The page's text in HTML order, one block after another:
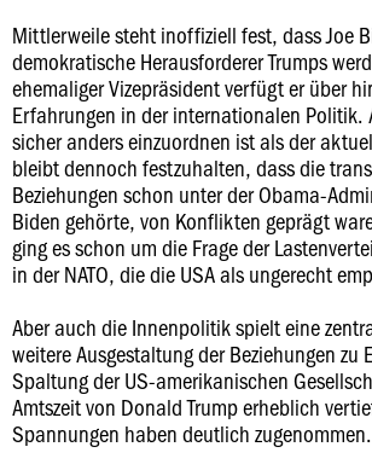
Mittlerweile steht inoffiziell fest, dass Joe
demokratische Herausforderer Trumps
ehemaliger Vizepräsident verfügt er über
Erfahrungen in der internationalen Politik.
sicher anders einzuordnen ist als der
bleibt dennoch festzuhalten, dass die
Beziehungen schon unter der Obama-
Biden gehörte, von Konflikten geprägt
ging es schon um die Frage der
in der NATO, die die USA als ungerecht
Aber auch die Innenpolitik spielt eine
weitere Ausgestaltung der Beziehungen zu
Spaltung der US-amerikanischen
Amtszeit von Donald Trump erheblich
Spannungen haben deutlich zugenommen.